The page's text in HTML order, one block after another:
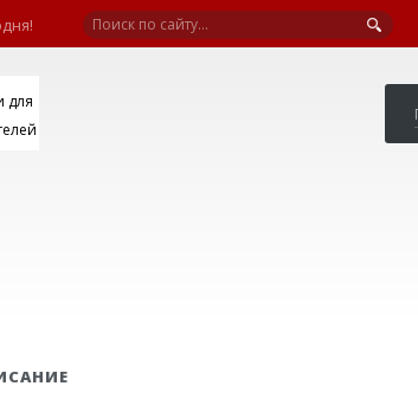
для